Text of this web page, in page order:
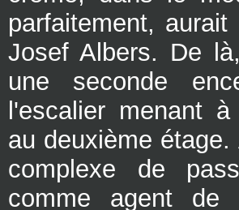
parfaitement,
Josef Albers. De
une seconde
l'escalier menant
au deuxième
complexe de
comme agent de